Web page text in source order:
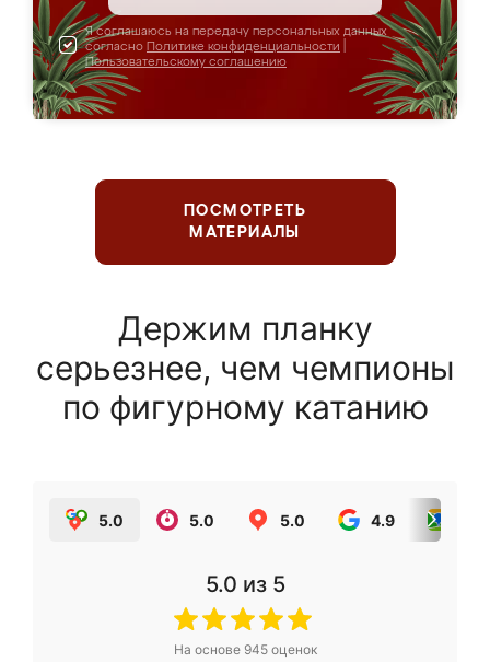
Я соглашаюсь на передачу персональных данных
согласно Политике конфиденциальности
Пользовательскому соглашению
ПОСМОТРЕТЬ
МАТЕРИАЛЫ
Держим планку
серьезнее, чем чемпионы
по фигурному катанию
5.0 5.0 5.0 4.9
5.0 из 5
На основе 945оценок